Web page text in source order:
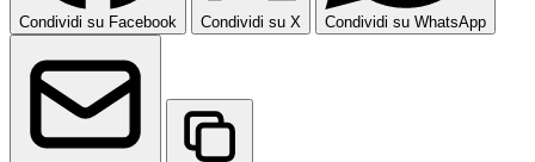
Condividi su Facebook Condividi su X Condividi su WhatsApp